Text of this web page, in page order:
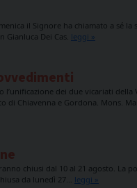
il Signore ha chiamato a sé la
Gianluca Dei Cas. leggi »
l’unificazione dei due vicariati della
di Chiavenna e Gordona. Mons.
chiusi dal 10 al 21 agosto. La
da lunedì 27… leggi »